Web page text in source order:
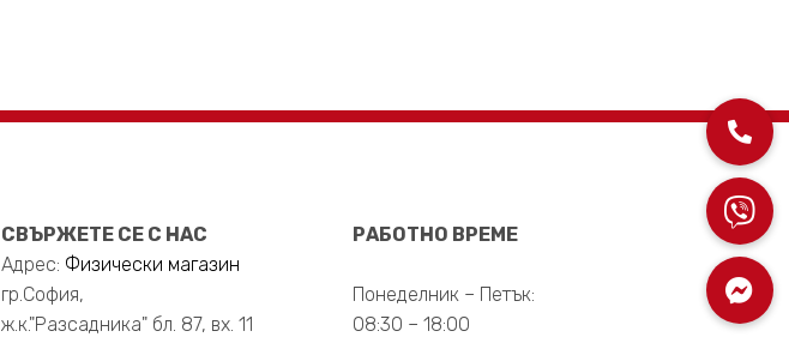
СВЪРЖЕТЕ СЕ С НАС
Адрес: Физически магазин
гр.София,
ж.к."Разсадника" бл. 87, вх. 11
РАБОТНО ВРЕМЕ
Понеделник – Петък:
08:30 – 18:00